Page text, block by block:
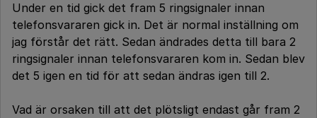
Under en tid gick det fram 5 ringsignaler innan
telefonsvararen gick in. Det är normal inställning om
jag förstår det rätt. Sedan ändrades detta till bara 2
ringsignaler innan telefonsvararen kom in. Sedan blev
det 5 igen en tid för att sedan ändras igen till 2.
Vad är orsaken till att det plötsligt endast går fram 2